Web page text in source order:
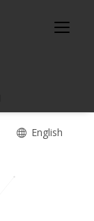
English